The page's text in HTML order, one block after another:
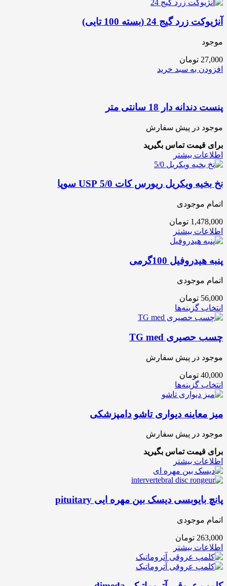
آنژیوکت زرد گیج 24 (بسته 100 تایی)
موجود
27,000 تومان
افزودن به سبد خرید
پنست دندانه دار 18 سانتی متر
موجود در پیش سفارش
برای قیمت تماس بگیرید
اطلاعات بیشتر
نخ بخیه ویکریل ریورس کات 5/0 USP سوپا
اتمام موجودی
1,478,000 تومان
اطلاعات بیشتر
پنبه هیدروفیل 100گرمی
اتمام موجودی
56,000 تومان
انتخاب گزینه‌ها
چسب حصیری TG med
موجود در پیش سفارش
40,000 تومان
انتخاب گزینه‌ها
میز معاینه دیواری تاشو دامپزشکی
موجود در پیش سفارش
برای قیمت تماس بگیرید
اطلاعات بیشتر
پانچ بایوبسی دیسک بین مهره ایی pituitary
اتمام موجودی
263,000 تومان
اطلاعات بیشتر